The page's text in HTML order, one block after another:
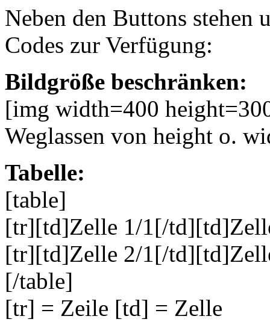
Neben den Buttons stehen
Codes zur Verfügung:
Bildgröße beschränken:
[img width=400
Weglassen von height o.
Tabelle:
[table]
[tr][td]Zelle 1/1[/
[tr][td]Zelle 2/1[/
[/table]
[tr] = Zeile [td] = Zelle